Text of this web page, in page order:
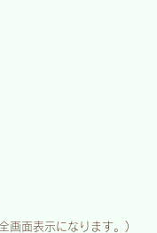
画面表示になります。)